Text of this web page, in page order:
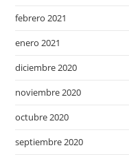
febrero 2021
enero 2021
diciembre 2020
noviembre 2020
octubre 2020
septiembre 2020